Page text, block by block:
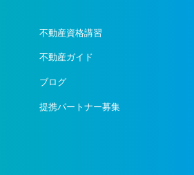
不動産資格講習
不動産ガイド
ブログ
提携パートナー募集